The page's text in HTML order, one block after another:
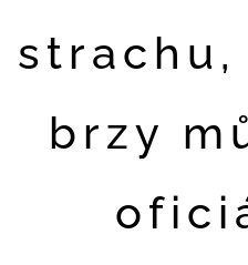
strachu,
brzy